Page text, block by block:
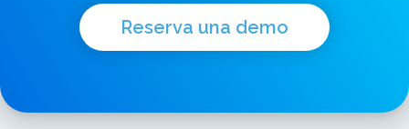
Reserva una demo